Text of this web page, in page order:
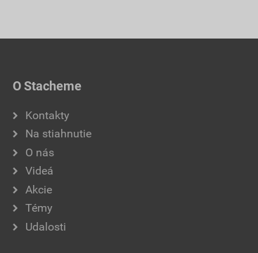
O Stacheme
Kontakty
Na stiahnutie
O nás
Videá
Akcie
Témy
Udalosti